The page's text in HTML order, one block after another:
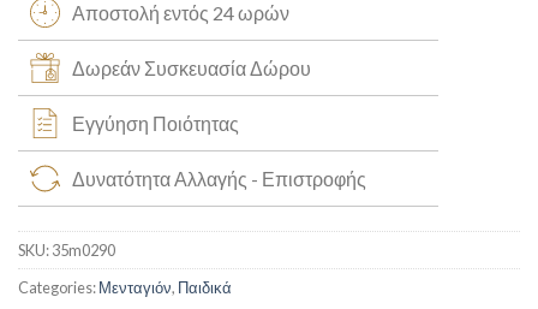
Αποστολή εντός 24 ωρών
Δωρεάν Συσκευασία Δώρου
Εγγύηση Ποιότητας
Δυνατότητα Αλλαγής - Επιστροφής
SKU:35m0290
Categories:Μενταγιόν, Παιδικά